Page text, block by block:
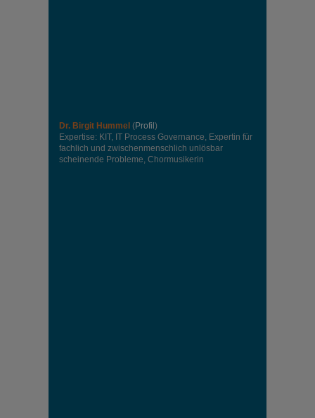
Dr. Birgit Hummel (Profil )
Expertise: KIT, IT Process Governance, Expertin für
fachlich und zwischenmenschlich unlösbar
scheinende Probleme, Chormusikerin